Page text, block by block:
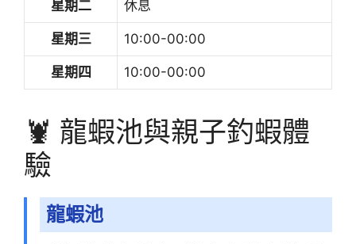
星期二 休息
星期三 10:00-00:00
星期四 10:00-00:00
🦞 龍蝦池與親子釣蝦體
驗
龍蝦池